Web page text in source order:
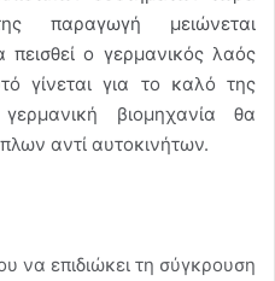
παραγωγή μειώνεται
πεισθεί ο γερμανικός λαός
γίνεται για το καλό της
βιομηχανία θα
αντί αυτοκινήτων.
να επιδιώκει τη σύγκρουση